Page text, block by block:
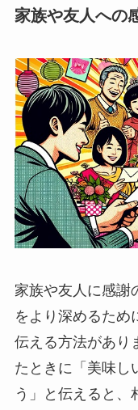
家族や友人への
家族や友人に感謝
をより深めるため
伝える方法があり
たときに「美味し
う」と伝えると、